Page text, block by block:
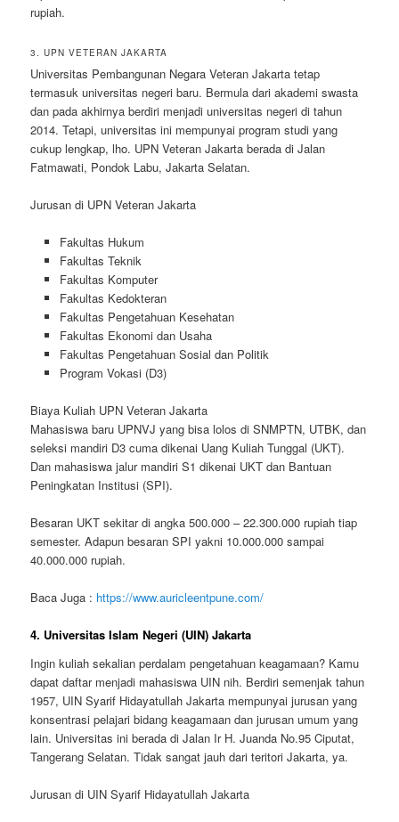
rupiah.
3. UPN VETERAN JAKARTA
Universitas Pembangunan Negara Veteran Jakarta tetap
termasuk universitas negeri baru. Bermula dari akademi swasta
dan pada akhirnya berdiri menjadi universitas negeri di tahun
2014. Tetapi, universitas ini mempunyai program studi yang
cukup lengkap, lho. UPN Veteran Jakarta berada di Jalan
Fatmawati, Pondok Labu, Jakarta Selatan.
Jurusan di UPN Veteran Jakarta
Fakultas Hukum
Fakultas Teknik
Fakultas Komputer
Fakultas Kedokteran
Fakultas Pengetahuan Kesehatan
Fakultas Ekonomi dan Usaha
Fakultas Pengetahuan Sosial dan Politik
Program Vokasi (D3)
Biaya Kuliah UPN Veteran Jakarta
Mahasiswa baru UPNVJ yang bisa lolos di SNMPTN, UTBK, dan
seleksi mandiri D3 cuma dikenai Uang Kuliah Tunggal (UKT).
Dan mahasiswa jalur mandiri S1 dikenai UKT dan Bantuan
Peningkatan Institusi (SPI).
Besaran UKT sekitar di angka 500.000 – 22.300.000 rupiah tiap
semester. Adapun besaran SPI yakni 10.000.000 sampai
40.000.000 rupiah.
Baca Juga : https://www.auricleentpune.com/
4. Universitas Islam Negeri (UIN) Jakarta
Ingin kuliah sekalian perdalam pengetahuan keagamaan? Kamu
dapat daftar menjadi mahasiswa UIN nih. Berdiri semenjak tahun
1957, UIN Syarif Hidayatullah Jakarta mempunyai jurusan yang
konsentrasi pelajari bidang keagamaan dan jurusan umum yang
lain. Universitas ini berada di Jalan Ir H. Juanda No.95 Ciputat,
Tangerang Selatan. Tidak sangat jauh dari teritori Jakarta, ya.
Jurusan di UIN Syarif Hidayatullah Jakarta